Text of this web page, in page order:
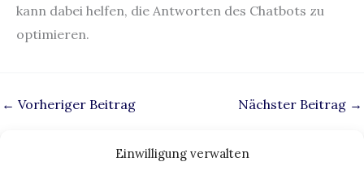
Einwilligung verwalten
kann dabei helfen, die Antworten des Chatbots zu
optimieren.
← Vorheriger Beitrag Nächster Beitrag →